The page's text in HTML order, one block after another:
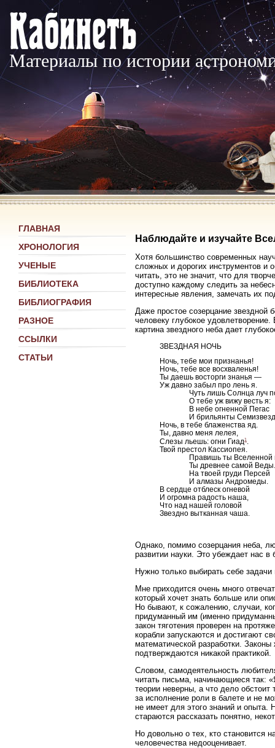
Материалы по истории
ГЛАВНАЯ
ХРОНОЛОГИЯ
УЧЕНЫЕ
БИБЛИОТЕКА
БИБЛИОГРАФИЯ
РАЗНОЕ
ССЫЛКИ
СТАТЬИ
Наблюдайте и изучайте
Хотя большинство современных
сложных и дорогих инструментов и
читать, это не значит, что для
доступно каждому следить за
интересные явления, замечать их
Даже простое созерцание
человеку глубокое
картина звездного неба дает
ЗВЕЗДНАЯ НОЧЬ
Ночь, тебе мои признанья!
Ночь, тебе все восхваленья!
Ты даешь восторги знанья —
Уж давно забыл про лень я.
Чуть лишь Солнца луч
О тебе уж вижу весть я:
В небе огненной Пегас
И брильянты
Ночь, в тебе блаженства яд.
Ты, давно меня лелея,
Слезы льешь: огни Гиад1
Твой престол Кассиопея.
Правишь ты Вселенной
Ты древнее самой Веды.
На твоей груди Персей
И алмазы Андромеды.
В сердце отблеск огневой
И огромна радость наша,
Что над нашей головой
Звездно вытканная чаша.
Однако, помимо созерцания неба,
развитии науки. Это убеждает нас
Нужно только выбирать себе
Мне приходится очень много
который хочет знать больше или
Но бывают, к сожалению, случаи,
придуманный им (именно
закон тяготения проверен на
корабли запускаются и достигают
математической разработки.
подтверждаются никакой практикой.
Словом, самодеятельность
читать письма, начинающиеся так:
теории неверны, а что дело
за исполнение роли в балете и не
не имеет для этого знаний и опыта.
стараются рассказать понятно,
Но довольно о тех, кто становится
человечества недооценивает.